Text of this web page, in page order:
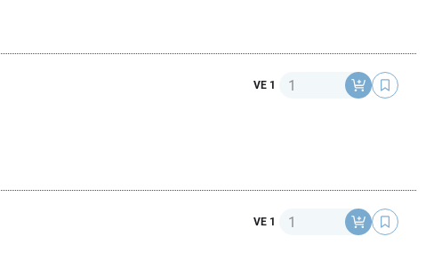
VE 1 Anzahl
VE 1 Anzahl